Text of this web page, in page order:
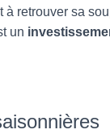
à retrouver sa
un